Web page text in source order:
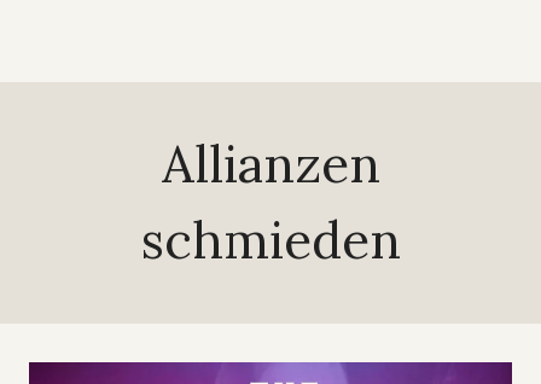
Allianzen
schmieden